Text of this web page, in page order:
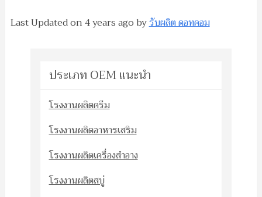
Last Updated on4 years ago byรับผลิต ดอทคอม
ประเภท OEM แนะนำ
โรงงานผลิตครีม
โรงงานผลิตอาหารเสริม
โรงงานผลิตเครื่องสำอาง
โรงงานผลิตสบู่